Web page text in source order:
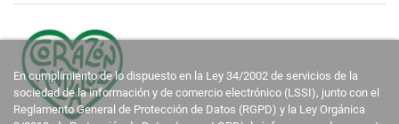
En cumplimiento de lo dispuesto en la Ley 34/2002 de servicios de la
sociedad de la información y de comercio electrónico (LSSI), junto con el
Reglamento General de Protección de Datos (RGPD) y la Ley Orgánica